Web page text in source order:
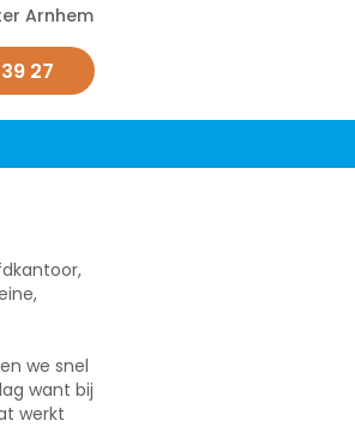
Arnhem
27
we snel
want bij
werkt